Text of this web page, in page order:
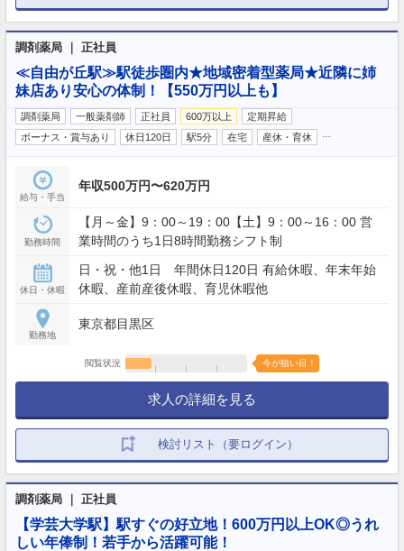
調剤薬局 ｜ 正社員
≪自由が丘駅≫駅徒歩圏内★地域密着型薬局★近隣に姉
妹店あり安心の体制！【550万円以上も】
調剤薬局 一般薬剤師 正社員 600万以上
定期昇給
ボーナス・賞与あり
休日120日 駅5分 在宅 産休・育休
給与・手当
年収500万円〜620万円
勤務時間
【月～金】9：00～19：00【土】9：00～16：00 営
業時間のうち1日8時間勤務シフト制
休日・休暇
日・祝・他1日 年間休日120日 有給休暇、年末年始
休暇、産前産後休暇、育児休暇他
勤務地
東京都目黒区
閲覧状況 今が狙い目！
求人の詳細を見る
検討リスト（要ログイン）
調剤薬局 ｜ 正社員
【学芸大学駅】駅すぐの好立地！600万円以上OK◎うれ
しい年俸制！若手から活躍可能！